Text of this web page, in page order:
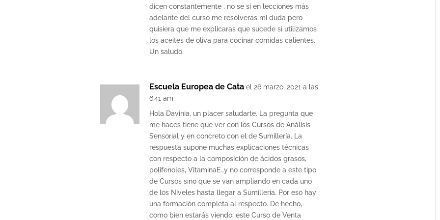
dicen constantemente , no se si en lecciones más
adelante del curso me resolveras mi duda pero
quisiera que me explicaras que sucede si utilizamos
los aceites de oliva para cocinar comidas calientes.
Un saludo.
Escuela Europea de Cata el 26 marzo, 2021 a las
6:41 am
Hola Davinia, un placer saludarte. La pregunta que
me haces tiene que ver con los Cursos de Análisis
Sensorial y en concreto con el de Sumillería. La
respuesta supone muchas explicaciones técnicas
con respecto a la composición de ácidos grasos,
polifenoles, VitaminaE…y no corresponde a este tipo
de Cursos sino que se van ampliando en cada uno
de los Niveles hasta llegar a Sumillería. Por eso hay
una formación completa al respecto. De hecho,
como bien estarás viendo, este Curso de Venta